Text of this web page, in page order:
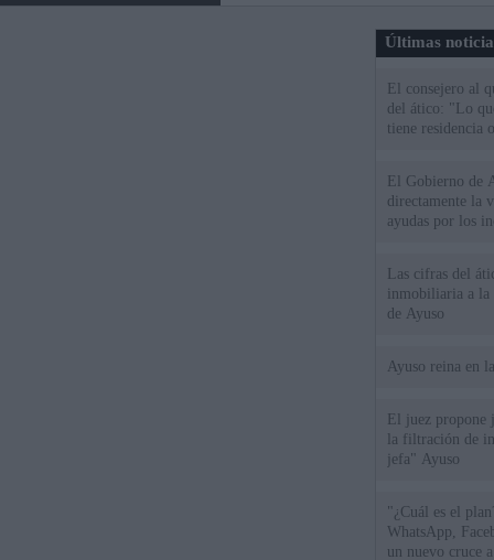
Últimas
El consejero al
del ático: "Lo
tiene residencia
El Gobierno de
directamente la
ayudas por los
Las cifras del
inmobiliaria a la
de Ayuso
Ayuso reina en
El juez propone
la filtración de
jefa" Ayuso
"¿Cuál es el
WhatsApp,
un nuevo cruce